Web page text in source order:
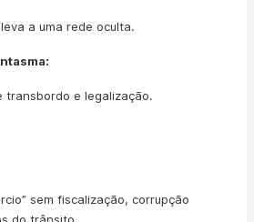
a uma rede oculta.
transbordo e legalização.
sem fiscalização, corrupção